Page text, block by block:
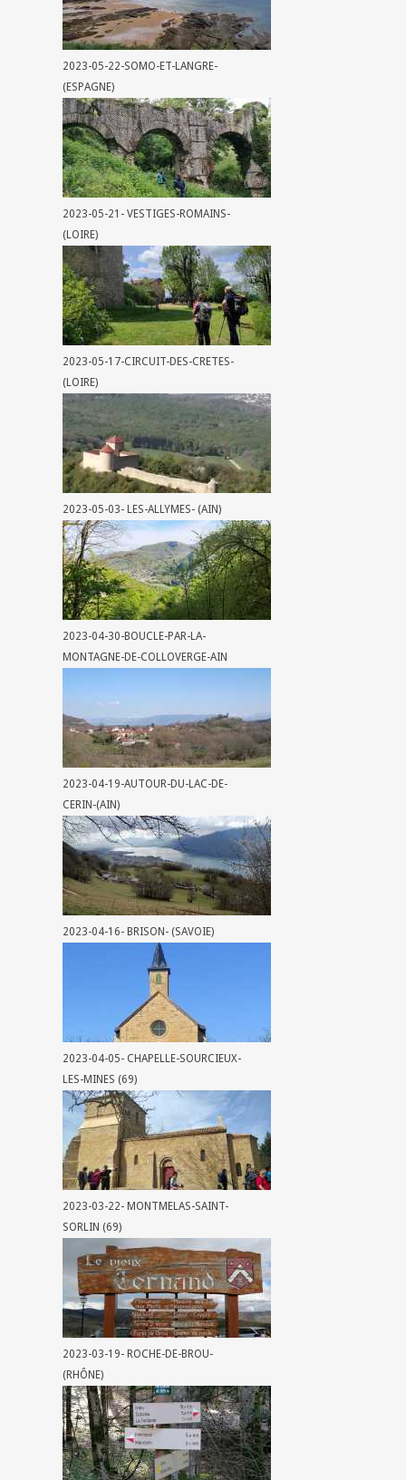
2023-05-22-SOMO-ET-LANGRE-
(ESPAGNE)
2023-05-21- VESTIGES-ROMAINS-
(LOIRE)
2023-05-17-CIRCUIT-DES-CRETES-
(LOIRE)
2023-05-03- LES-ALLYMES- (AIN)
2023-04-30-BOUCLE-PAR-LA-
MONTAGNE-DE-COLLOVERGE-AIN
2023-04-19-AUTOUR-DU-LAC-DE-
CERIN-(AIN)
2023-04-16- BRISON- (SAVOIE)
2023-04-05- CHAPELLE-SOURCIEUX-
LES-MINES (69)
2023-03-22- MONTMELAS-SAINT-
SORLIN (69)
2023-03-19- ROCHE-DE-BROU-
(RHÔNE)